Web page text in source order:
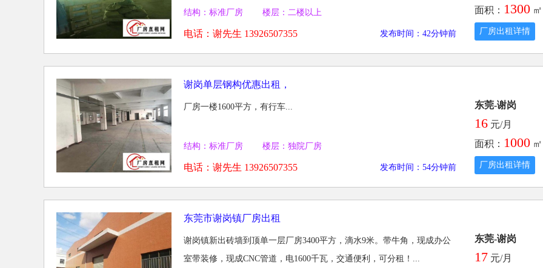
结构：标准厂房 楼层：二楼以上
电话： 谢先生 13926507355 发布时间：42分钟前
面积： 1300 ㎡
厂房出租详情
谢岗单层钢构优惠出租，
厂房一楼1600平方，有行车...
结构：标准厂房 楼层：独院厂房
电话： 谢先生 13926507355 发布时间：54分钟前
东莞-谢岗
16 元/月
面积： 1000 ㎡
厂房出租详情
东莞市谢岗镇厂房出租
谢岗镇新出砖墙到顶单一层厂房3400平方，滴水9米。带牛角，现成办公
室带装修，现成CNC管道，电1600千瓦，交通便利，可分租！...
东莞-谢岗
17 元/月